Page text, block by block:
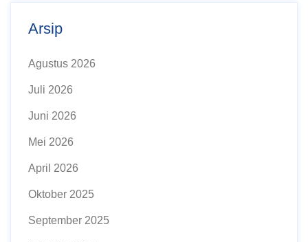
Arsip
Agustus 2026
Juli 2026
Juni 2026
Mei 2026
April 2026
Oktober 2025
September 2025